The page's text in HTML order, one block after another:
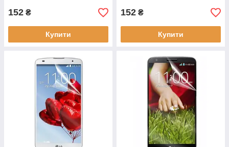
152 ₴
Купити
152 ₴
Купити